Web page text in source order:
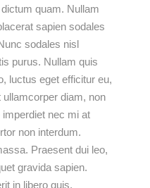
quam. Nullam
sapien sodales
sodales nisl
purus. Nullam quis
luctus eget efficitur eu,
diam, non
nec mi at
non interdum.
Praesent dui leo,
gravida sapien.
in libero quis,